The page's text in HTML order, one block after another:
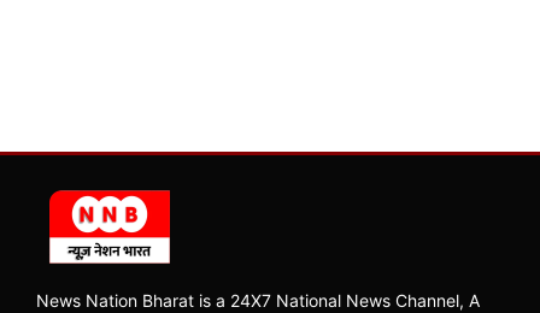
News Nation Bharat is a 24X7 National News Channel, A